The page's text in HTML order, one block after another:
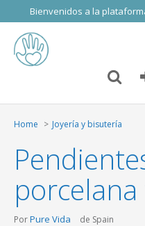
Bienvenidos a la
Home Joyería y bisutería
PorPure Vida de Spain